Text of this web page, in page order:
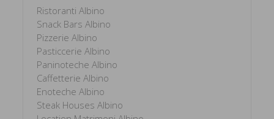
Ristoranti Albino
Snack Bars Albino
Pizzerie Albino
Pasticcerie Albino
Paninoteche Albino
Caffetterie Albino
Enoteche Albino
Steak Houses Albino